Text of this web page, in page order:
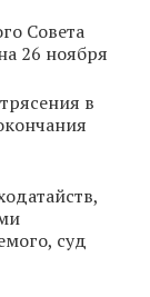
Совета
26 ноября
в
суд